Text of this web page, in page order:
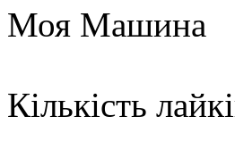
Моя Машина
Кількість